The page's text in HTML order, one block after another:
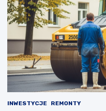
INWESTYCJE REMONTY